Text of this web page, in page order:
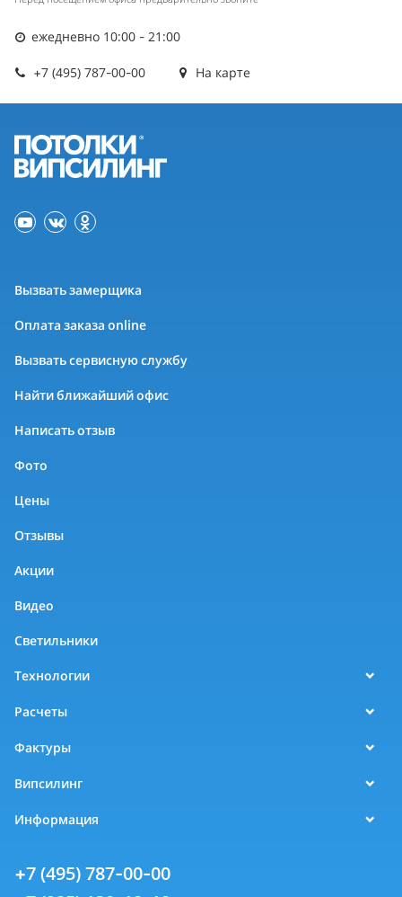
ежедневно 10:00 - 21:00
+7 (495) 787-00-00 На карте
Вызвать замерщика
Оплата заказа online
Вызвать сервисную службу
Найти ближайший офис
Написать отзыв
Фото
Цены
Отзывы
Акции
Видео
Светильники
Технологии
Расчеты
Фактуры
Випсилинг
Информация
+7 (495) 787-00-00